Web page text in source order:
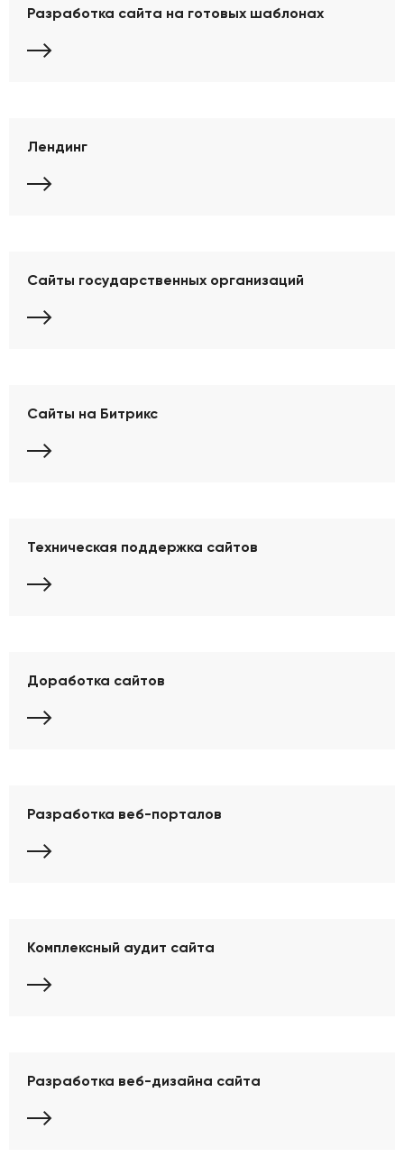
Разработка сайта на готовых шаблонах
Лендинг
Сайты государственных организаций
Сайты на Битрикс
Техническая поддержка сайтов
Доработка сайтов
Разработка веб-порталов
Комплексный аудит сайта
Разработка веб-дизайна сайта